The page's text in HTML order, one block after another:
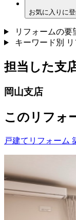
お気に入りに
リフォームの要
キーワード別
担当した支
岡山支店
このリフォ
戸建てリフォーム